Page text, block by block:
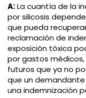
A:La cuantía de la
por silicosis
que pueda
reclamación de
exposición tóxica
por gastos médicos,
futuros que ya no
que un
una indemnización